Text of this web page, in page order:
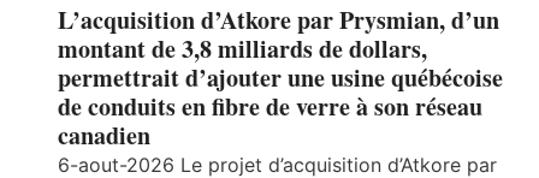
L’acquisition d’Atkore par Prysmian, d’un
montant de 3,8 milliards de dollars,
permettrait d’ajouter une usine québécoise
de conduits en fibre de verre à son réseau
canadien
6-aout-2026 Le projet d’acquisition d’Atkore par